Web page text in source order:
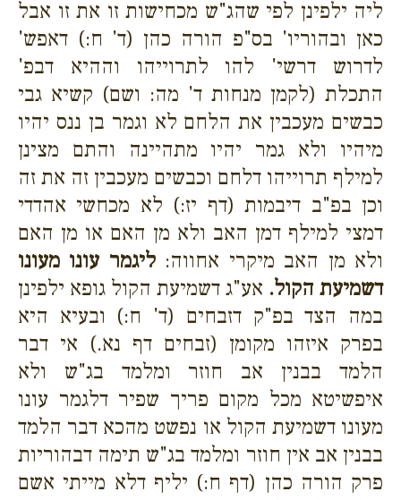
ליה ילפינן לפי שהג"ש מכחישות זו את זו אבל
כאן ובהוריו' בס"פ הורה כהן (ד' ח:) דאפש'
לדרוש דרשי' להו לתרוייהו וההיא דבפ'
התכלת (לקמן מנחות ד' מה: ושם) קשיא גבי
כבשים מעכבין את הלחם לא וגמר בן ננס יהיו
מיהיו ולא גמר יהיו מתהיינה והתם מצינן
למילף תרוייהו דלחם וכבשים מעכבין זה את זה
וכן בפ"ב דיבמות (דף יז:) לא מכחשי אהדדי
דמצי למילף דמן האב ולא מן האם או מן האם
ולא מן האב מיקרי אחווה:ליגמר עונו מעונו
דשמיעת הקול. אע"ג דשמיעת הקול גופא ילפינן
במה הצד בפ"ק דזבחים (ד' ח:) ובעיא היא
בפרק איזהו מקומן (זבחים דף נא.) אי דבר
הלמד בבנין אב חוזר ומלמד בג"ש ולא
איפשיטא מכל מקום פריך שפיר דלגמר עונו
מעונו דשמיעת הקול או נפשט מהכא דבר הלמד
בבנין אב אין חוזר ומלמד בג"ש תימה דבהוריות
פרק הורה כהן (דף ח:) יליף דלא מייתי אשם